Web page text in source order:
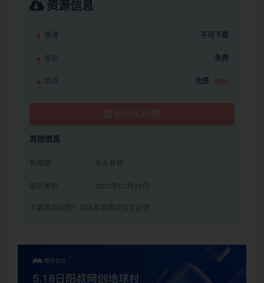
资源信息
普通 不可下载
会员 免费
会员 免费 推荐
其他信息
有效期 永久有效
最近更新 2023年05月24日
下载遇到问题？可联系客服或留言反馈